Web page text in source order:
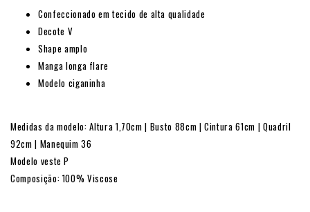
Confeccionado em tecido de alta qualidade
Decote V
Shape amplo
Manga longa flare
Modelo ciganinha
Medidas da modelo: Altura 1,70cm | Busto 88cm | Cintura 61cm | Quadril
92cm | Manequim 36
Modelo veste P
Composição: 100% Viscose